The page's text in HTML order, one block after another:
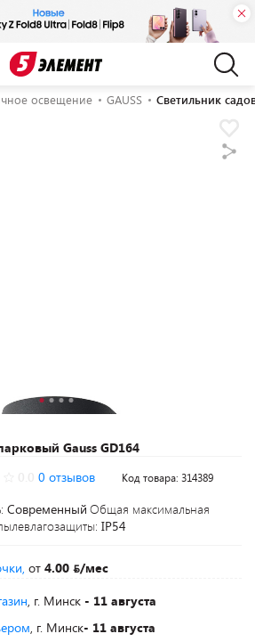
освещение GAUSS Светильник
Gauss GD164
0 отзывов Код товара: 314389
Современный Общая максимальная
IP54
от 4.00
/мес
, г. Минск - 11 августа
, г. Минск- 11 августа